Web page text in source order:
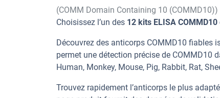
(COMM Domain Containing 10 (COMMD10))
Choisissez l’un des 12 kits ELISA COMMD10
Découvrez des anticorps COMMD10 fiables
permet une détection précise de COMMD10
Human, Monkey, Mouse, Pig, Rabbit, Rat,
Trouvez rapidement l’anticorps le plus